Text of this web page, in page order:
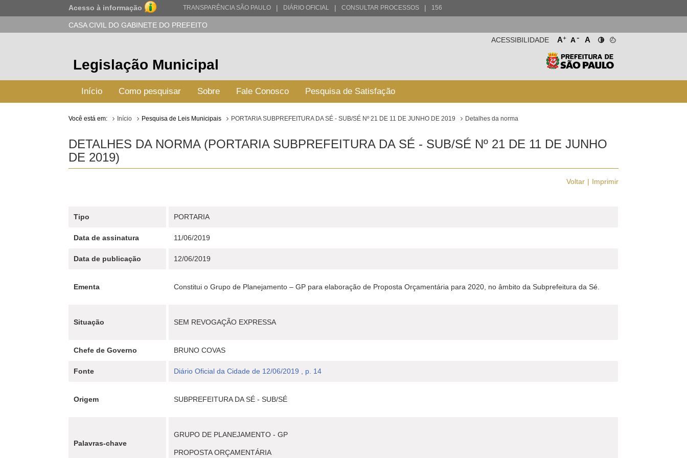
Acesso à informação TRANSPARÊNCIA SÃO PAULO | DIÁRIO OFICIAL | CONSULTAR PROCESSOS | 156
CASA CIVIL DO GABINETE DO PREFEITO
A+ A- A
ACESSIBILIDADE
Legislação Municipal
Início Como pesquisar Sobre Fale Conosco Pesquisa de Satisfação
Você está em: Início Pesquisa de Leis Municipais PORTARIA SUBPREFEITURA DA SÉ - SUB/SÉ Nº 21 DE 11 DE JUNHO DE 2019 Detalhes da norma
DETALHES DA NORMA (PORTARIA SUBPREFEITURA DA SÉ - SUB/SÉ Nº 21 DE 11 DE JUNHO
DE 2019)
Voltar Imprimir
Tipo PORTARIA
Data de assinatura 11/06/2019
Data de publicação 12/06/2019
Ementa Constitui o Grupo de Planejamento – GP para elaboração de Proposta Orçamentária para 2020, no âmbito da Subprefeitura da Sé.
Situação SEM REVOGAÇÃO EXPRESSA
Chefe de Governo BRUNO COVAS
Fonte Diário Oficial da Cidade de 12/06/2019 , p. 14
Origem SUBPREFEITURA DA SÉ - SUB/SÉ
Palavras-chave
GRUPO DE PLANEJAMENTO - GP
PROPOSTA ORÇAMENTÁRIA